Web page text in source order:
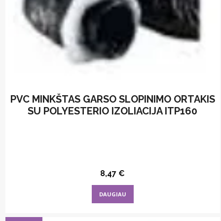
PVC MINKŠTAS GARSO SLOPINIMO ORTAKIS
SU POLYESTERIO IZOLIACIJA ITP160
8,47 €
DAUGIAU